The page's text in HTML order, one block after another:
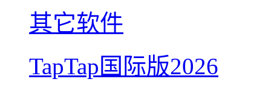
其它软件
TapTap国际版2026